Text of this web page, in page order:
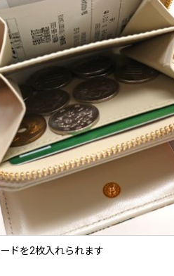
ドを2枚入れられます